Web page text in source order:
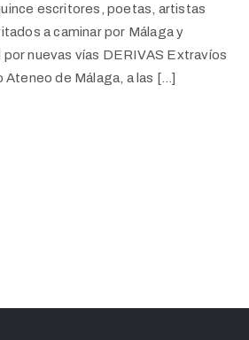
escritores, poetas, artistas
a caminar por Málaga y
nuevas vías DERIVAS Extravíos
Ateneo de Málaga, a las […]